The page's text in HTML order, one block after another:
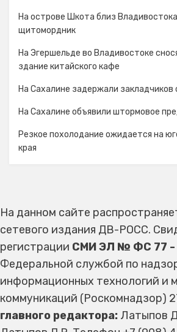
На острове Шкота близ
щитомордник
На Эгершельде во Владивостоке
здание китайского кафе
На Сахалине задержали закладчиков
На Сахалине объявили штормовое
Резкое похолодание ожидается на
края
На данном сайте
сетевого издания ДВ-РОСС.
регистрации СМИ ЭЛ № ФС 77 -
Федеральной службой по
информационных технологий и
коммуникаций (Роскомнадзор)
главного редактора: Латыпов